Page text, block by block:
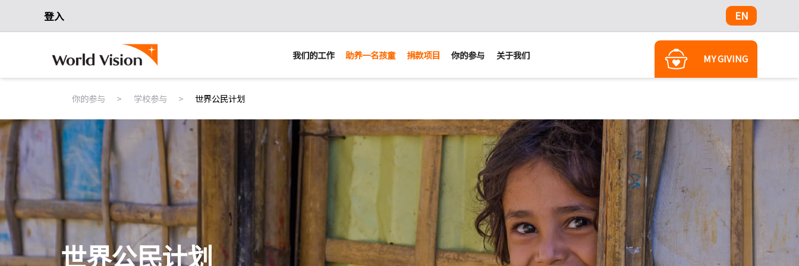
登入 EN
我们的工作 助养一名孩童 捐款项目 你的参与 关于我们 MY GIVING
你的参与 > 学校参与 > 世界公民计划
世界公民计划